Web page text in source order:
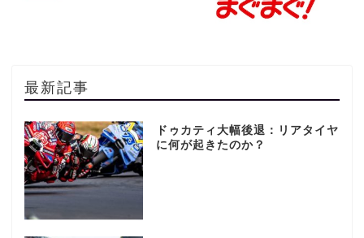
最新記事
ドゥカティ大幅後退：リアタイヤ
に何が起きたのか？